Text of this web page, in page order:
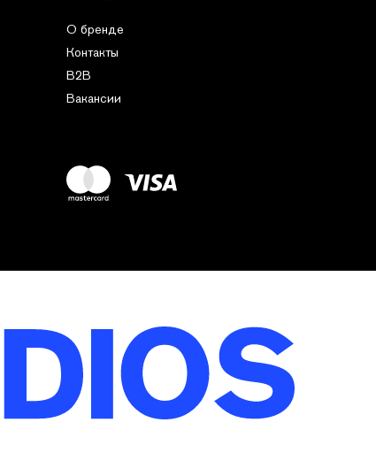
О бренде
Контакты
B2B
Вакансии